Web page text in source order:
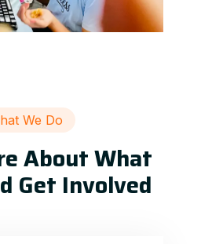
We Do
About What
Get Involved